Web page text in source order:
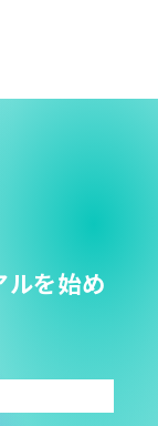
ルを始め